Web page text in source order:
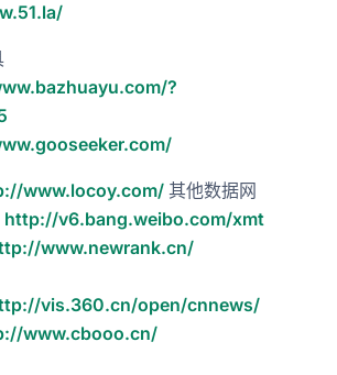
?
www.locoy.com/其他数据网
http://v6.bang.weibo.com/xmt
www.newrank.cn/
vis.360.cn/open/cnnews/
www.cbooo.cn/